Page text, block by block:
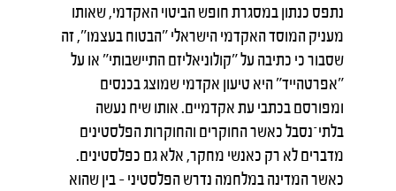
נתפס כנתון במסגרת חופש הביטוי האקדמי, שאותו
מעניק המוסד האקדמי הישראלי ״הבטוח בעצמו״, זה
שסבור כי כתיבה על "קולוניאליזם התיישבותי״ או על
״אפרטהייד״ היא טיעון אקדמי שמוצג בכנסים
ומפורסם בכתבי עת אקדמיים. אותו שיח נעשה
בלתי־נסבל כאשר החוקרים והחוקרות הפלסטינים
מדברים לא רק כאנשי מחקר, אלא גם כפלסטינים.
כאשר המדינה במלחמה נדרש הפלסטיני – בין שהוא